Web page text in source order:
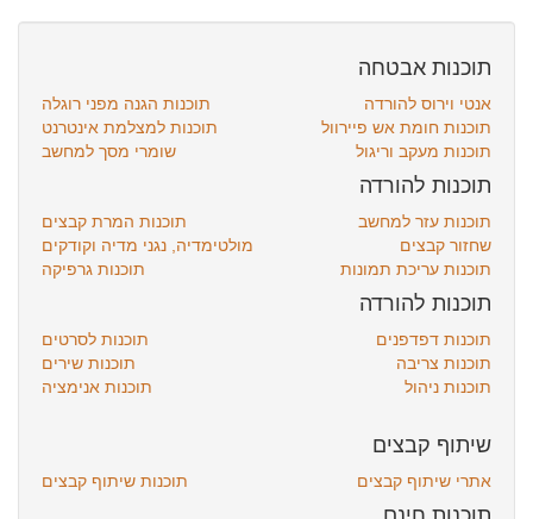
תוכנות אבטחה
אנטי וירוס להורדה
תוכנות הגנה מפני רוגלה
תוכנות חומת אש פיירוול
תוכנות למצלמת אינטרנט
תוכנות מעקב וריגול
שומרי מסך למחשב
תוכנות להורדה
תוכנות עזר למחשב
תוכנות המרת קבצים
שחזור קבצים
מולטימדיה, נגני מדיה וקודקים
תוכנות עריכת תמונות
תוכנות גרפיקה
תוכנות להורדה
תוכנות דפדפנים
תוכנות לסרטים
תוכנות צריבה
תוכנות שירים
תוכנות ניהול
תוכנות אנימציה
שיתוף קבצים
אתרי שיתוף קבצים תוכנות שיתוף קבצים